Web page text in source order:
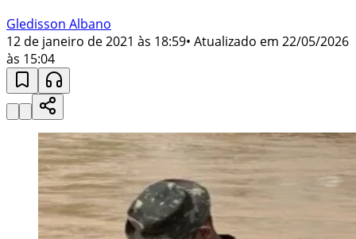
Gledisson Albano
12 de janeiro de 2021 às 18:59• Atualizado em 22/05/2026
às 15:04